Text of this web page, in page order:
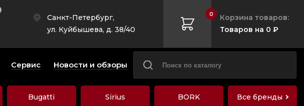
Санкт-Петербург,
ул. Куйбышева, д. 38/40
0
Корзина товаров:
Товаров на 0 ₽
Сервис Новости и обзоры
Bugatti Sirius BORK Все бренды